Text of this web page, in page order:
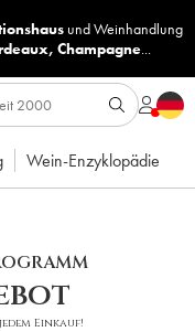
undWeinhandlung
, Champagne...
Wein-Enzyklopädie
Einkauf!